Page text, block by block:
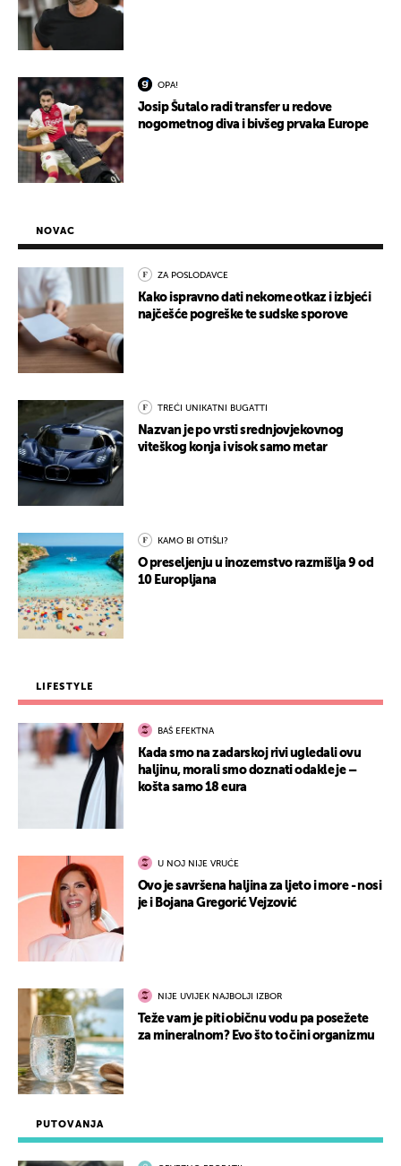
OPA!
Josip Šutalo radi transfer u redove
nogometnog diva i bivšeg prvaka Europe
PUTOVANJA
NOVAC
ZA POSLODAVCE
Kako ispravno dati nekome otkaz i izbjeći
najčešće pogreške te sudske sporove
TREĆI UNIKATNI BUGATTI
Nazvan je po vrsti srednjovjekovnog
viteškog konja i visok samo metar
KAMO BI OTIŠLI?
O preseljenju u inozemstvo razmišlja 9 od
10 Europljana
LIFESTYLE
BAŠ EFEKTNA
Kada smo na zadarskoj rivi ugledali ovu
haljinu, morali smo doznati odakle je –
košta samo 18 eura
U NOJ NIJE VRUĆE
Ovo je savršena haljina za ljeto i more - nosi
je i Bojana Gregorić Vejzović
NIJE UVIJEK NAJBOLJI IZBOR
Teže vam je piti običnu vodu pa posežete
za mineralnom? Evo što to čini organizmu